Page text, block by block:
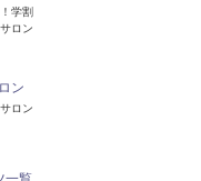
学割
ロン
ン
ロン